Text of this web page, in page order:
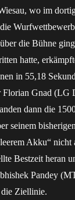
wo im
die Bühne
hatte,
in 55,18
Florian Gnad (LG
dann die
seinem
Akku“ nicht
Bestzeit heran
Pandey
Ziellinie.